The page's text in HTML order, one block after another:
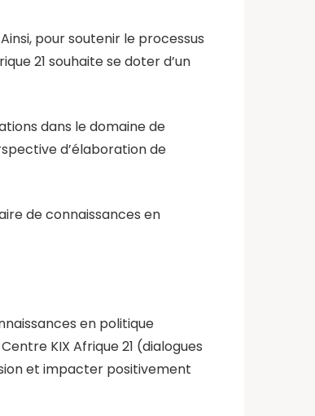
pour soutenir le processus
21 souhaite se doter d’un
dans le domaine de
d’élaboration de
de connaissances en
en politique
KIX Afrique 21 (dialogues
et impacter positivement